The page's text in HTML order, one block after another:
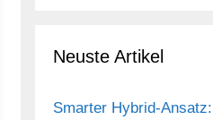
Neuste Artikel
Smarter Hybrid-